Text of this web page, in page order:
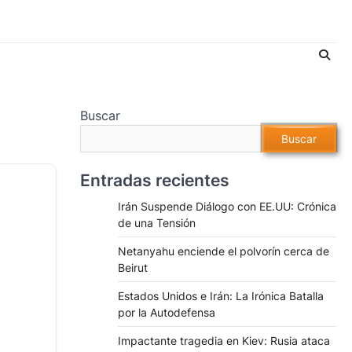
Buscar
Buscar
Entradas recientes
Irán Suspende Diálogo con EE.UU: Crónica
de una Tensión
Netanyahu enciende el polvorín cerca de
Beirut
Estados Unidos e Irán: La Irónica Batalla
por la Autodefensa
Impactante tragedia en Kiev: Rusia ataca